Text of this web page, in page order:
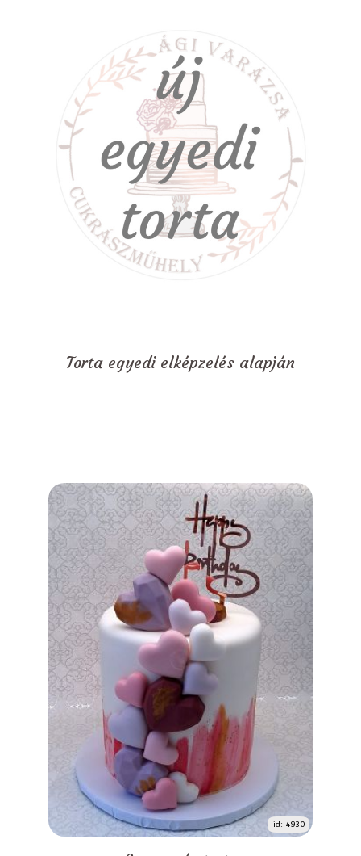
Torta egyedi elképzelés alapján
id: 4930